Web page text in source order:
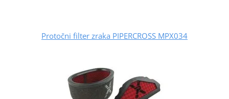
Protočni filter zraka PIPERCROSS MPX034